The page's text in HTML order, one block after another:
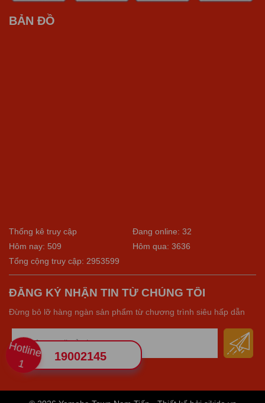
BẢN ĐỒ
Thống kê truy cập
Đang online: 32
Hôm nay: 509
Hôm qua: 3636
Tổng cộng truy cập: 2953599
ĐĂNG KÝ NHẬN TIN TỪ CHÚNG TÔI
Đừng bỏ lỡ hàng ngàn sản phẩm từ chương trình siêu hấp dẫn
Hotline
1
19002145